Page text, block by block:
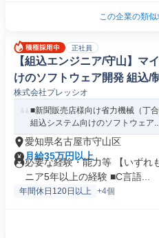
この企業の類
正社員
【組込エンジニア/守山】マ
けのソフトウェア開発 組込/
ョン)
株式会社プレッシオ
■新聞販売店様向け省力機械（丁
組込システム向けのソフトウェア
愛知県名古屋市守山区
月給35万円以上
必要な経験・能力等 【いずれ
ニア5年以上の経験 ■C言語...
年間休日120日以上 +4個